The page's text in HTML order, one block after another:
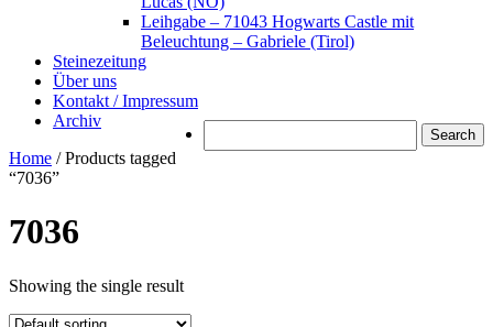
Leihgabe – 71043 Hogwarts Castle mit
Beleuchtung – Gabriele (Tirol)
Steinezeitung
Über uns
Kontakt / Impressum
Archiv
Home / Products tagged
“7036”
7036
Showing the single result